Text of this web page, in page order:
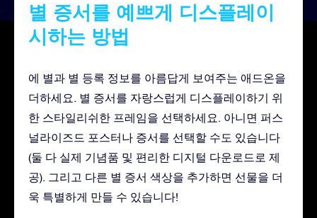
별 증서를 예쁘게 디스플레이
시하는 방법
에 별과 별 등록 정보를 아름답게 보여주는 애드온을
더하세요. 별 증서를 자랑스럽게 디스플레이하기 위
한 스타일리쉬한 프레임을 선택하세요. 아니면 퍼스
널라이즈드 포스터나 증서를 선택할 수도 있습니다
(둘 다 실제 기념품 및 편리한 디지털 다운로드로 제
공). 그리고 다른 별 증서 색상을 추가하면 선물을 더
욱 특별하게 만들 수 있습니다!